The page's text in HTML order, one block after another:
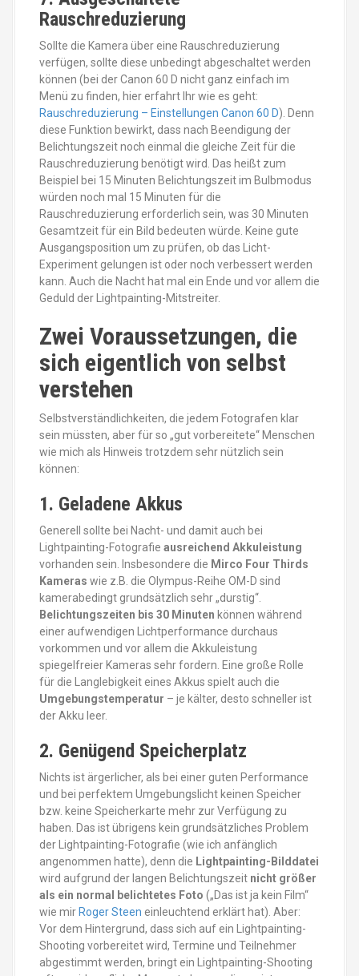
Rauschreduzierung
Sollte die Kamera über eine Rauschreduzierung
verfügen, sollte diese unbedingt abgeschaltet werden
können (bei der Canon 60 D nicht ganz einfach im
Menü zu finden, hier erfahrt Ihr wie es geht:
Rauschreduzierung – Einstellungen Canon 60 D). Denn
diese Funktion bewirkt, dass nach Beendigung der
Belichtungszeit noch einmal die gleiche Zeit für die
Rauschreduzierung benötigt wird. Das heißt zum
Beispiel bei 15 Minuten Belichtungszeit im Bulbmodus
würden noch mal 15 Minuten für die
Rauschreduzierung erforderlich sein, was 30 Minuten
Gesamtzeit für ein Bild bedeuten würde. Keine gute
Ausgangsposition um zu prüfen, ob das Licht-
Experiment gelungen ist oder noch verbessert werden
kann. Auch die Nacht hat mal ein Ende und vor allem die
Geduld der Lightpainting-Mitstreiter.
Zwei Voraussetzungen, die
sich eigentlich von selbst
verstehen
Selbstverständlichkeiten, die jedem Fotografen klar
sein müssten, aber für so „gut vorbereitete“ Menschen
wie mich als Hinweis trotzdem sehr nützlich sein
können:
1. Geladene Akkus
Generell sollte bei Nacht- und damit auch bei
Lightpainting-Fotografie ausreichend Akkuleistung
vorhanden sein. Insbesondere die Mirco Four Thirds
Kameras wie z.B. die Olympus-Reihe OM-D sind
kamerabedingt grundsätzlich sehr „durstig“.
Belichtungszeiten bis 30 Minuten können während
einer aufwendigen Lichtperformance durchaus
vorkommen und vor allem die Akkuleistung
spiegelfreier Kameras sehr fordern. Eine große Rolle
für die Langlebigkeit eines Akkus spielt auch die
Umgebungstemperatur – je kälter, desto schneller ist
der Akku leer.
2. Genügend Speicherplatz
Nichts ist ärgerlicher, als bei einer guten Performance
und bei perfektem Umgebungslicht keinen Speicher
bzw. keine Speicherkarte mehr zur Verfügung zu
haben. Das ist übrigens kein grundsätzliches Problem
der Lightpainting-Fotografie (wie ich anfänglich
angenommen hatte), denn die Lightpainting-Bilddatei
wird aufgrund der langen Belichtungszeit nicht größer
als ein normal belichtetes Foto („Das ist ja kein Film“
wie mir Roger Steen einleuchtend erklärt hat). Aber:
Vor dem Hintergrund, dass sich auf ein Lightpainting-
Shooting vorbereitet wird, Termine und Teilnehmer
abgestimmt werden, bringt ein Lightpainting-Shooting